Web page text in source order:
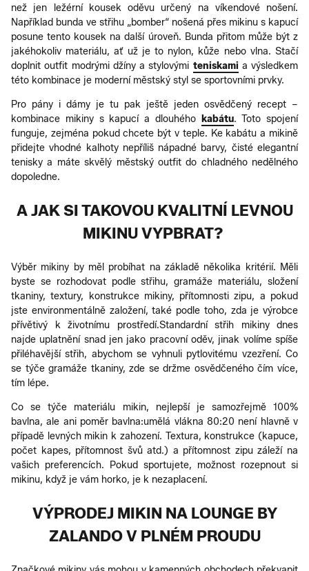
než jen ležérní kousek oděvu určený na víkendové nošení.
Například bunda ve střihu „bomber“ nošená přes mikinu s kapucí
posune tento kousek na další úroveň. Bunda přitom může být z
jakéhokoliv materiálu, ať už je to nylon, kůže nebo vlna. Stačí
doplnit outfit modrými džíny a stylovými teniskami a výsledkem
této kombinace je moderní městský styl se sportovními prvky.
Pro pány i dámy je tu pak ještě jeden osvědčený recept –
kombinace mikiny s kapucí a dlouhého
kabátu. Toto spojení
funguje, zejména pokud chcete být v teple. Ke kabátu a mikině
přidejte vhodné kalhoty nepříliš nápadné barvy, čisté elegantní
tenisky a máte skvělý městský outfit do chladného nedělného
dopoledne.
A JAK SI TAKOVOU KVALITNÍ LEVNOU
MIKINU VYPBRAT?
Výběr mikiny by měl probíhat na základě několika kritérií. Měli
byste se rozhodovat podle střihu, gramáže materiálu, složení
tkaniny, textury, konstrukce mikiny, přítomnosti zipu, a pokud
jste environmentálně založení, také podle toho, zda je výrobce
přívětivý k životnímu prostředí.Standardní střih mikiny dnes
najde uplatnění snad jen jako pracovní oděv, jinak volíme spíše
přiléhavější střih, abychom se vyhnuli pytlovitému vzezření. Co
se týče gramáže tkaniny, zde se držme osvědčeného čím více,
tím lépe.
Co se týče materiálu mikin, nejlepší je samozřejmě 100%
bavlna, ale ani poměr bavlna:umělá vlákna 80:20 není hlavně v
případě levných mikin k zahození. Textura, konstrukce (kapuce,
počet kapes, přítomnost švů atd.) a přítomnost zipu záleží na
vašich preferencích. Pokud sportujete, možnost rozepnout si
mikinu, když je vám horko, je k nezaplacení.
VÝPRODEJ MIKIN NA LOUNGE BY
ZALANDO V PLNÉM PROUDU